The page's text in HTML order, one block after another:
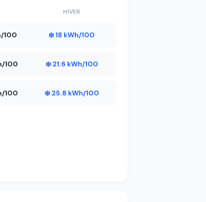
HIVER
100 ❄️ 18 kWh/100
100 ❄️ 21.6 kWh/100
100 ❄️ 25.8 kWh/100